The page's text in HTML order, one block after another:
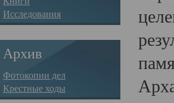
Исследования
Архив
Фотокопии дел
Крестные ходы